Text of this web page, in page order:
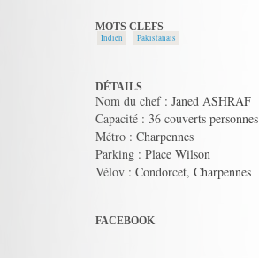
MOTS CLEFS
Indien Pakistanais
DÉTAILS
Nom du chef : Janed ASHRAF
Capacité : 36 couverts personnes
Métro : Charpennes
Parking : Place Wilson
Vélov : Condorcet, Charpennes
FACEBOOK